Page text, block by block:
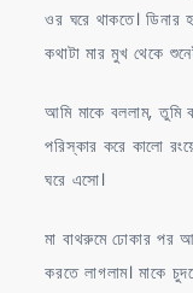
ওর ঘরে থাকতে।
কথাটা মার মুখ থেকে
আমি মাকে বললাম, তুমি
পরিস্কার করে কালো
ঘরে এসো।
মা বাথরুমে ঢোকার পর
করতে লাগলাম। মাকে